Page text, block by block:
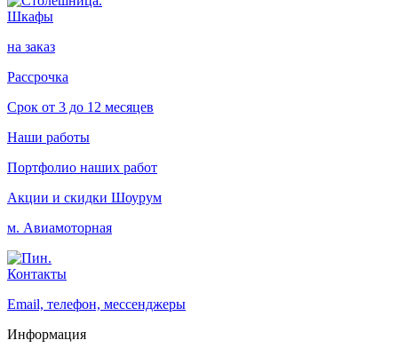
Шкафы
на заказ
Рассрочка
Срок от 3 до 12 месяцев
Наши работы
Портфолио наших работ
Акции и скидки Шоурум
м. Авиамоторная
Контакты
Email, телефон, мессенджеры
Информация